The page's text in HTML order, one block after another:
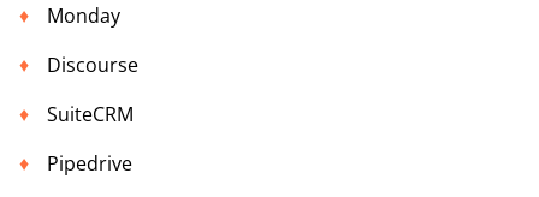
Monday
Discourse
SuiteCRM
Pipedrive